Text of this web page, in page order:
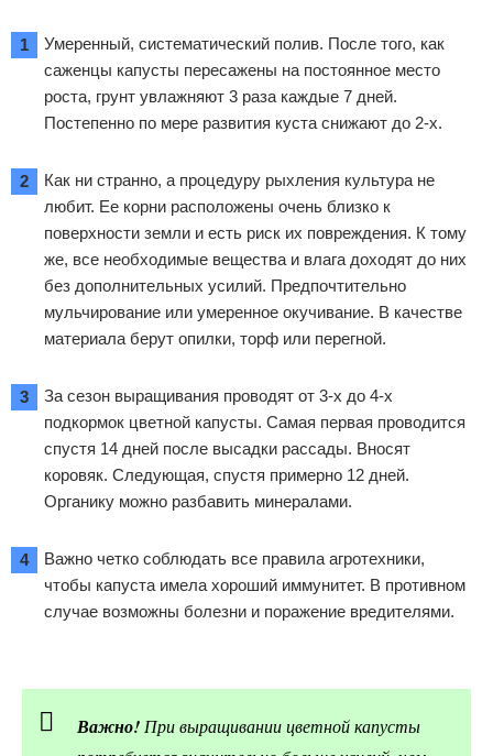
Умеренный, систематический полив. После того, как
саженцы капусты пересажены на постоянное место
роста, грунт увлажняют 3 раза каждые 7 дней.
Постепенно по мере развития куста снижают до 2-х.
Как ни странно, а процедуру рыхления культура не
любит. Ее корни расположены очень близко к
поверхности земли и есть риск их повреждения. К тому
же, все необходимые вещества и влага доходят до них
без дополнительных усилий. Предпочтительно
мульчирование или умеренное окучивание. В качестве
материала берут опилки, торф или перегной.
За сезон выращивания проводят от 3-х до 4-х
подкормок цветной капусты. Самая первая проводится
спустя 14 дней после высадки рассады. Вносят
коровяк. Следующая, спустя примерно 12 дней.
Органику можно разбавить минералами.
Важно четко соблюдать все правила агротехники,
чтобы капуста имела хороший иммунитет. В противном
случае возможны болезни и поражение вредителями.
Важно! При выращивании цветной капусты